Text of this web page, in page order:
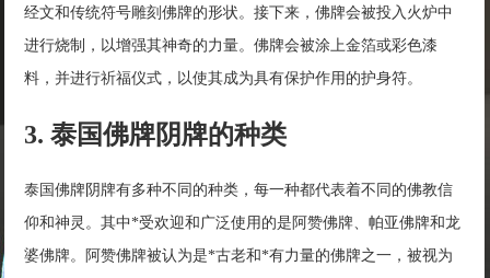
经文和传统符号雕刻佛牌的形状。接下来，佛牌会被投入火炉中
进行烧制，以增强其神奇的力量。佛牌会被涂上金箔或彩色漆
料，并进行祈福仪式，以使其成为具有保护作用的护身符。
3. 泰国佛牌阴牌的种类
泰国佛牌阴牌有多种不同的种类，每一种都代表着不同的佛教信
仰和神灵。其中*受欢迎和广泛使用的是阿赞佛牌、帕亚佛牌和龙
婆佛牌。阿赞佛牌被认为是*古老和*有力量的佛牌之一，被视为